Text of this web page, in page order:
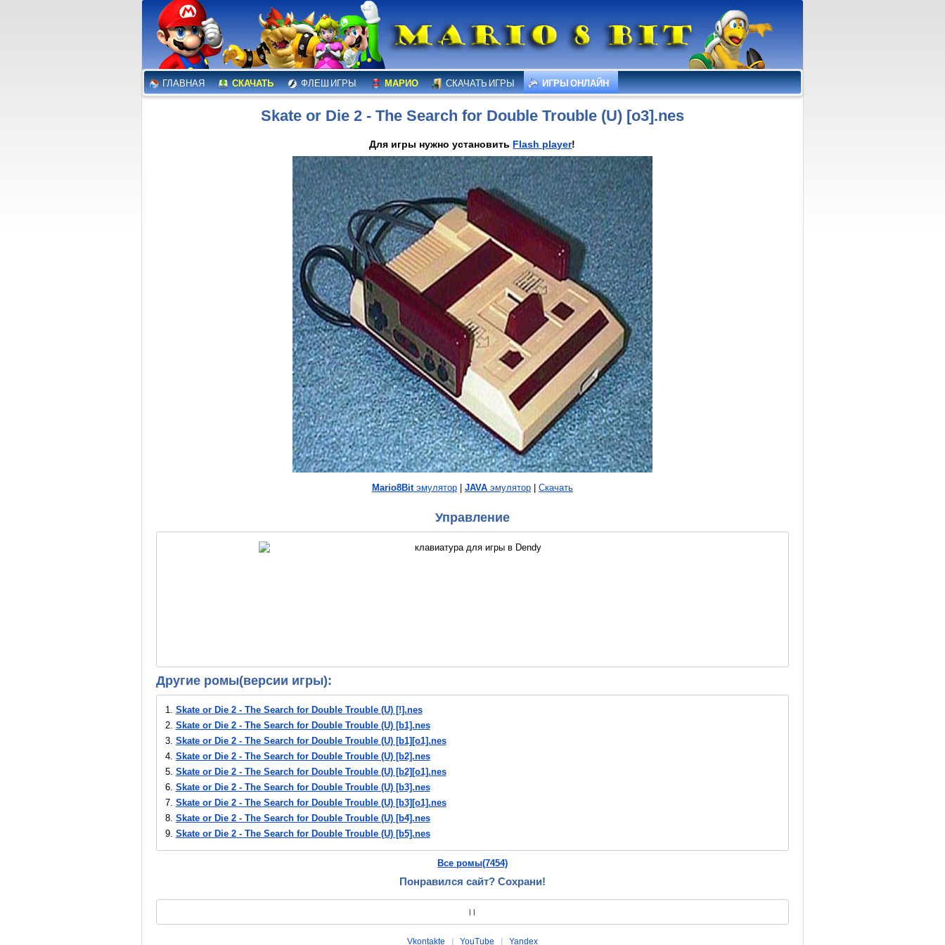
ГЛАВНАЯ СКАЧАТЬ ФЛЕШ ИГРЫ МАРИО СКАЧАТЬ ИГРЫ ИГРЫ ОНЛАЙН
Skate or Die 2 - The Search for Double Trouble (U) [o3].nes
Для игры нужно установить Flash player!
Mario8Bitэмулятор| JAVAэмулятор| Скачать
Управление
Другие ромы(версии игры):
1. Skate or Die 2 - The Search for Double Trouble (U) [!].nes
2. Skate or Die 2 - The Search for Double Trouble (U) [b1].nes
3. Skate or Die 2 - The Search for Double Trouble (U) [b1][o1].nes
4. Skate or Die 2 - The Search for Double Trouble (U) [b2].nes
5. Skate or Die 2 - The Search for Double Trouble (U) [b2][o1].nes
6. Skate or Die 2 - The Search for Double Trouble (U) [b3].nes
7. Skate or Die 2 - The Search for Double Trouble (U) [b3][o1].nes
8. Skate or Die 2 - The Search for Double Trouble (U) [b4].nes
9. Skate or Die 2 - The Search for Double Trouble (U) [b5].nes
10.Skate or Die 2 - The Search for Double Trouble (U) [b6].nes
Skate or Die 2 - The Search for Double Trouble (U) [b8].nes
15.Skate or Die 2 - The Search for Double Trouble (U) [bb].nes
Skate or Die 2 - The Search for Double Trouble (U) [o1].nes
Все ромы(7454)
Понравился сайт? Сохрани!
||
Vkontakte | YouTube | Yandex